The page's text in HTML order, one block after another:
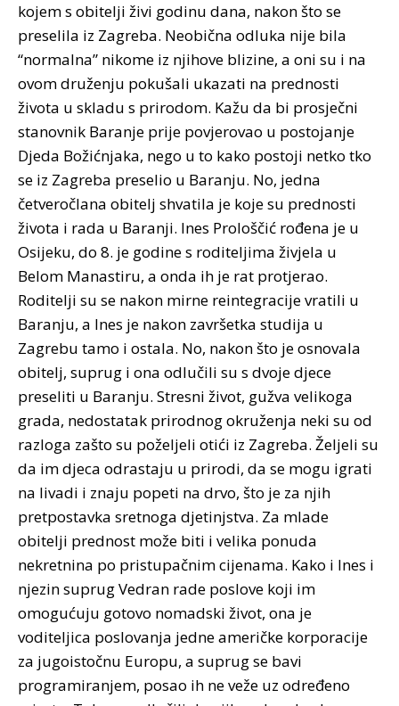
kojem s obitelji živi godinu dana, nakon što se
preselila iz Zagreba. Neobična odluka nije bila
“normalna” nikome iz njihove blizine, a oni su i na
ovom druženju pokušali ukazati na prednosti
života u skladu s prirodom. Kažu da bi prosječni
stanovnik Baranje prije povjerovao u postojanje
Djeda Božićnjaka, nego u to kako postoji netko tko
se iz Zagreba preselio u Baranju. No, jedna
četveročlana obitelj shvatila je koje su prednosti
života i rada u Baranji. Ines Prološčić rođena je u
Osijeku, do 8. je godine s roditeljima živjela u
Belom Manastiru, a onda ih je rat protjerao.
Roditelji su se nakon mirne reintegracije vratili u
Baranju, a Ines je nakon završetka studija u
Zagrebu tamo i ostala. No, nakon što je osnovala
obitelj, suprug i ona odlučili su s dvoje djece
preseliti u Baranju. Stresni život, gužva velikoga
grada, nedostatak prirodnog okruženja neki su od
razloga zašto su poželjeli otići iz Zagreba. Željeli su
da im djeca odrastaju u prirodi, da se mogu igrati
na livadi i znaju popeti na drvo, što je za njih
pretpostavka sretnoga djetinjstva. Za mlade
obitelji prednost može biti i velika ponuda
nekretnina po pristupačnim cijenama. Kako i Ines i
njezin suprug Vedran rade poslove koji im
omogućuju gotovo nomadski život, ona je
voditeljica poslovanja jedne američke korporacije
za jugoistočnu Europu, a suprug se bavi
programiranjem, posao ih ne veže uz određeno